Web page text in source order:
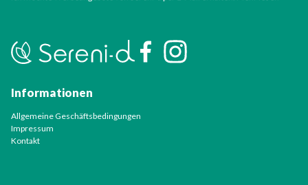
Informationen
Allgemeine Geschäftsbedingungen
Impressum
Kontakt